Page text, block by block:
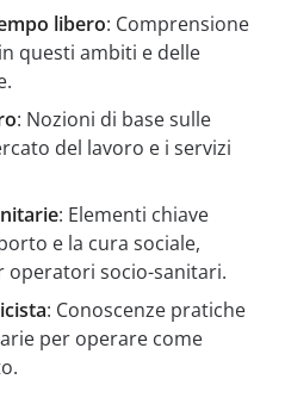
libero: Comprensione
questi ambiti e delle
: Nozioni di base sulle
del lavoro e i servizi
: Elementi chiave
e la cura sociale,
operatori socio-sanitari.
: Conoscenze pratiche
per operare come